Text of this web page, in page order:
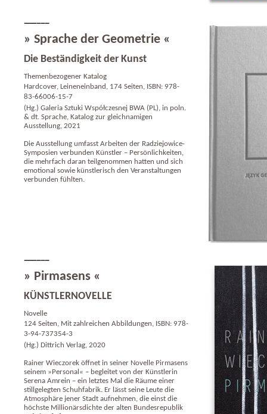
» Sprache der Geometrie «
Die Beständigkeit der Kunst
Themenbezogener Katalog
Hardcover, Leineneinband, 174 Seiten, ISBN: 978-
83-66006-15-7
(Hg.) Galeria Sztuki Współczesnej BWA (PL), in poln.
& dt. Sprache, Katalog zur gleichnamigen
Ausstellung, 2021
Die Ausstellung umfasst Arbeiten der Radziejowice-
Symposien verbunden Künstler – Persönlichkeiten,
die mehrfach daran teilgenommen hatten und sich
emotional sowie künstlerisch den Veranstaltungen
verbunden fühlten.
» Pirmasens «
KÜNSTLERNOVELLE
Novelle
124 Seiten, Mit zahlreichen Abbildungen, ISBN: 978-
3-94-737354-3
(Hg.) Dittrich Verlag, 2020
Rainer Wieczorek öffnet in seiner Novelle Pirmasens
seinem »Personal« – begleitet von der Künstlerin
Serena Amrein – ein letztes Mal die Räume einer
stillgelegten Schuhfabrik. Er lässt seine Leute die
Atmosphäre jener Stadt aufnehmen, die einst die
höchste Millionärsdichte der alten Bundesrepublik